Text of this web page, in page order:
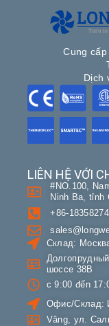
Cung
Dịch
LIÊN HỆ VỚI
#NO.100,
Ninh Ba, tỉnh
+86-
Склад:
шоссе 38B
с 9:00 đến
Офис/Склад:
Vâng, ул.